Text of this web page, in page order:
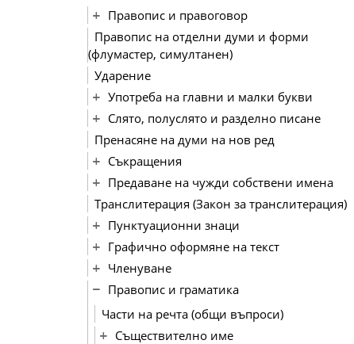
Правопис и правоговор
Правопис на отделни думи и форми
(флумастер, симултанен)
Ударение
Употреба на главни и малки букви
Слято, полуслято и разделно писане
Пренасяне на думи на нов ред
Съкращения
Предаване на чужди собствени имена
Транслитерация (Закон за транслитерация)
Пунктуационни знаци
Графично оформяне на текст
Членуване
Правопис и граматика
Части на речта (общи въпроси)
Съществително име